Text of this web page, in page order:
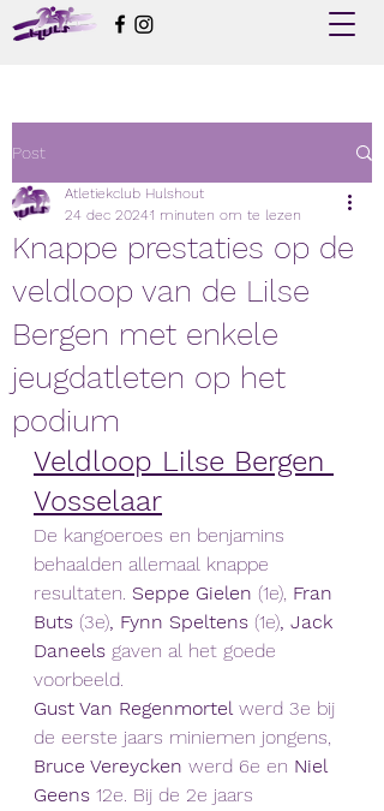
Post
Knappe prestaties op de
veldloop van de Lilse
Bergen met enkele
jeugdatleten op het
podium
Atletiekclub Hulshout
24 dec 20241 minuten om te lezen
Veldloop Lilse Bergen
Vosselaar
De kangoeroes en benjamins
behaalden allemaal knappe
resultaten. Seppe Gielen (1e), Fran
Buts (3e), Fynn Speltens (1e), Jack
Daneels gaven al het goede
voorbeeld.
Gust Van Regenmortel werd 3e bij
de eerste jaars miniemen jongens,
Bruce Vereycken werd 6e en Niel
Geens 12e. Bij de 2e jaars